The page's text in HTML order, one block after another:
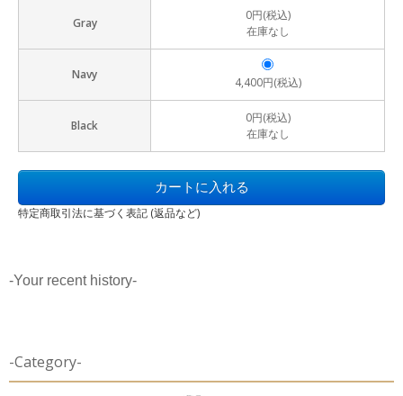
Gray
0円(税込)
在庫なし
Navy
4,400円(税込)
Black
0円(税込)
在庫なし
特定商取引法に基づく表記 (返品など)
-Your recent history-
-Category-